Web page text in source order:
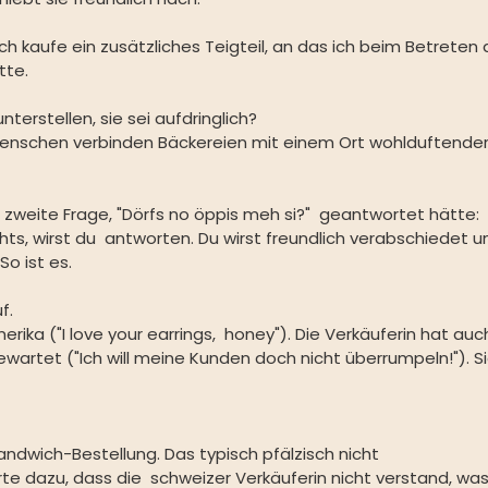
kaufe ein zusätzliches Teigteil, an das ich beim Betreten
sie sei aufdringlich?
verbinden Bäckereien mit einem Ort
Frage, "Dörfs no öppis meh si?"  geantwortet hätte:
wirst du  antworten. Du wirst freundlich verabschiedet
ist es.
("I love your earrings,  honey"). Die Verkäuferin hat
("Ich will meine Kunden doch nicht überrumpeln!").
Bestellung. Das typisch pfälzisch nicht
dazu, dass die  schweizer Verkäuferin nicht verstand,